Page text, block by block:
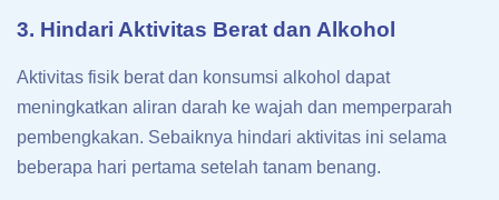
3. Hindari Aktivitas Berat dan Alkohol
Aktivitas fisik berat dan konsumsi alkohol dapat
meningkatkan aliran darah ke wajah dan memperparah
pembengkakan. Sebaiknya hindari aktivitas ini selama
beberapa hari pertama setelah tanam benang.